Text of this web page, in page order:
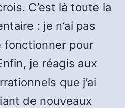
C’est là toute la
: je n’ai pas
fonctionner pour
je réagis aux
que j’ai
de nouveaux